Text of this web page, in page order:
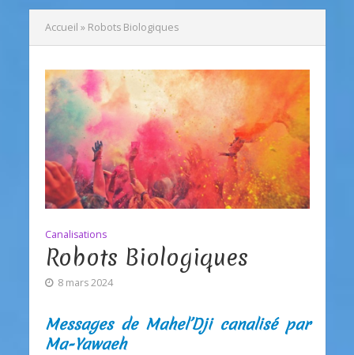
Accueil » Robots Biologiques
Canalisations
Robots Biologiques
8 mars 2024
Messages de Mahel’Dji canalisé par
Ma-Yawaeh